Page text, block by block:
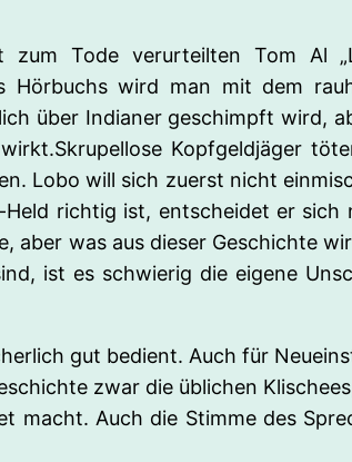
Tode verurteilten Tom Al
Hörbuchs wird man mit dem
über Indianer geschimpft wird,
Kopfgeldjäger
Lobo will sich zuerst nicht
richtig ist, entscheidet er
aber was aus dieser Geschichte
ist es schwierig die eigene
gut bedient. Auch für
zwar die üblichen
macht. Auch die Stimme des